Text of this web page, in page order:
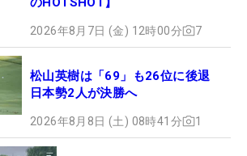
2026年8月7日 (金) 12時00分 7
松山英樹は「69」も26位に後退
日本勢2人が決勝へ
2026年8月8日 (土) 08時41分 1